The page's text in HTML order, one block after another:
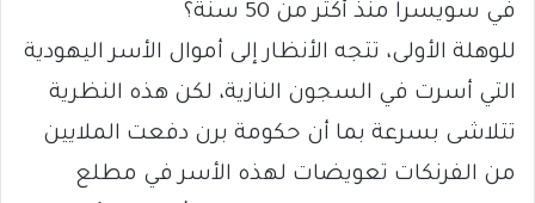
في سويسرا منذ أكثر من 50 سنة؟
للوهلة الأولى، تتجه الأنظار إلى أموال الأسر اليهودية
التي أسرت في السجون النازية، لكن هذه النظرية
تتلاشى بسرعة بما أن حكومة برن دفعت الملايين
من الفرنكات تعويضات لهذه الأسر في مطلع